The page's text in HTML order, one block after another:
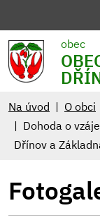
obec
Na úvod O obci
Dohoda o
Dřínov a